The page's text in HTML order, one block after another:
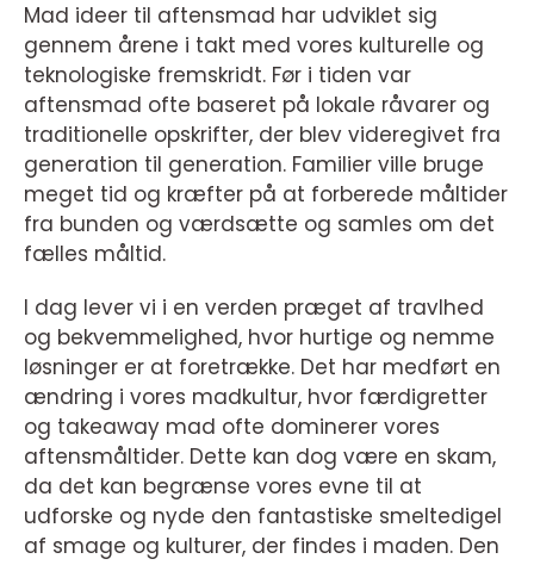
Mad ideer til aftensmad har udviklet sig
gennem årene i takt med vores kulturelle og
teknologiske fremskridt. Før i tiden var
aftensmad ofte baseret på lokale råvarer og
traditionelle opskrifter, der blev videregivet fra
generation til generation. Familier ville bruge
meget tid og kræfter på at forberede måltider
fra bunden og værdsætte og samles om det
fælles måltid.
I dag lever vi i en verden præget af travlhed
og bekvemmelighed, hvor hurtige og nemme
løsninger er at foretrække. Det har medført en
ændring i vores madkultur, hvor færdigretter
og takeaway mad ofte dominerer vores
aftensmåltider. Dette kan dog være en skam,
da det kan begrænse vores evne til at
udforske og nyde den fantastiske smeltedigel
af smage og kulturer, der findes i maden. Den